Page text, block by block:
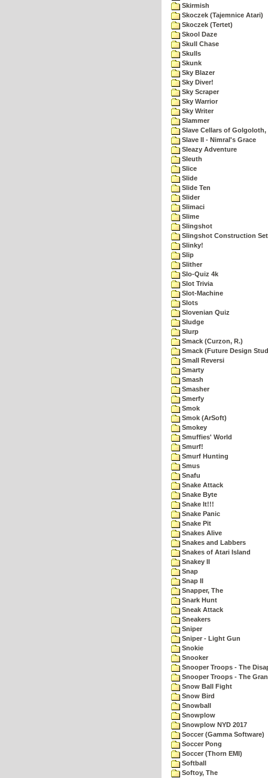
Skirmish
Skoczek (Tajemnice Atari)
Skoczek (Tertet)
Skool Daze
Skull Chase
Skulls
Skunk
Sky Blazer
Sky Diver!
Sky Scraper
Sky Warrior
Sky Writer
Slammer
Slave Cellars of Golgoloth,
Slave II - Nimral's Grace
Sleazy Adventure
Sleuth
Slice
Slide
Slide Ten
Slider
Slimaci
Slime
Slingshot
Slingshot Construction Set
Slinky!
Slip
Slither
Slo-Quiz 4k
Slot Trivia
Slot-Machine
Slots
Slovenian Quiz
Sludge
Slurp
Smack (Curzon, R.)
Smack (Future Design
Small Reversi
Smarty
Smash
Smasher
Smerfy
Smok
Smok (ArSoft)
Smokey
Smuffies' World
Smurf!
Smurf Hunting
Smus
Snafu
Snake Attack
Snake Byte
Snake It!!!
Snake Panic
Snake Pit
Snakes Alive
Snakes and Labbers
Snakes of Atari Island
Snakey II
Snap
Snap II
Snapper, The
Snark Hunt
Sneak Attack
Sneakers
Sniper
Sniper - Light Gun
Snokie
Snooker
Snooper Troops - The
Snooper Troops - The
Snow Ball Fight
Snow Bird
Snowball
Snowplow
Snowplow NYD 2017
Soccer (Gamma Software)
Soccer Pong
Soccer (Thorn EMI)
Softball
Softoy, The